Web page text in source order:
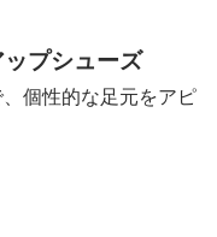
プシューズ
個性的な足元をアピ